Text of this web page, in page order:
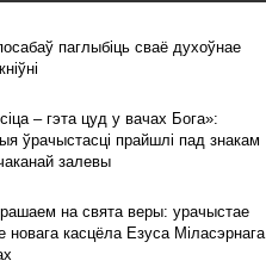
паглыбіць сваё духоўнае
– гэта цуд у вачах Бога»:
ўрачыстасці прайшлі пад знакам
залевы
на свята веры: урачыстае
новага касцёла Езуса Міласэрнага